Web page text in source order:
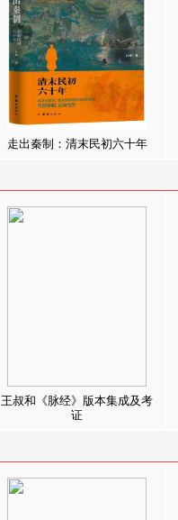
走出秦制：清末民初六十年
王叔和《脉经》版本集成及考
证